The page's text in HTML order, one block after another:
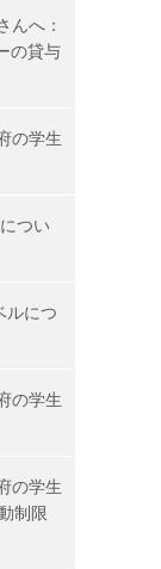
んへ：
の貸与
の学生
つい
ルにつ
の学生
の学生
制限